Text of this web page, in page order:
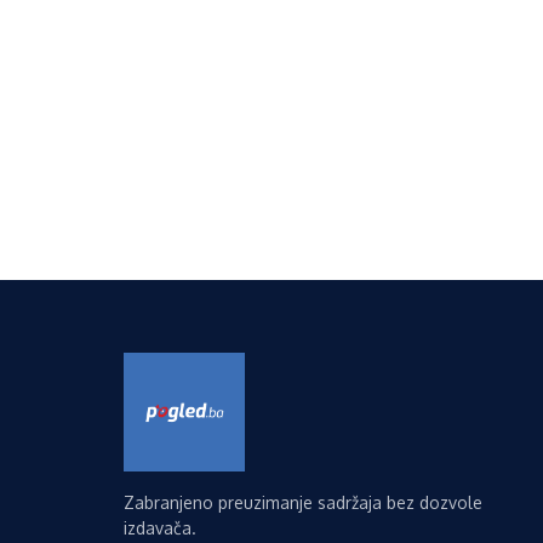
Zabranjeno preuzimanje sadržaja bez dozvole
izdavača.